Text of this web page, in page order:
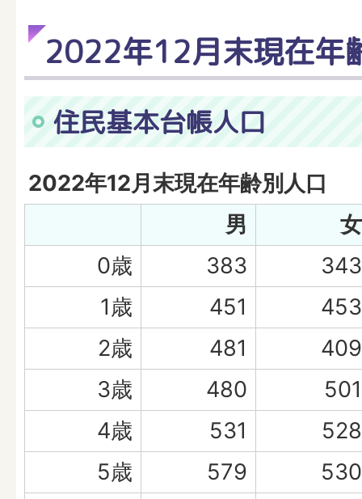
2022年12月末現在年
住民基本台帳人口
2022年12月末現在年齢別人口
男
女
0歳
383
343
1歳
451
453
2歳
481
409
3歳
480
501
4歳
531
528
5歳
579
530